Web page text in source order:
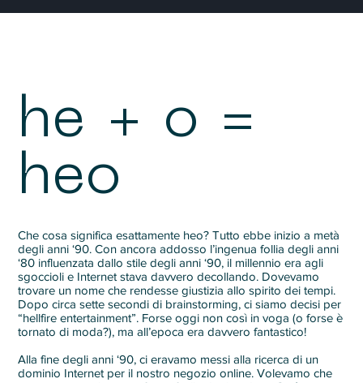
he + o =
heo
Che cosa significa esattamente heo? Tutto ebbe inizio a metà
degli anni ‘90. Con ancora addosso l’ingenua follia degli anni
‘80 influenzata dallo stile degli anni ‘90, il millennio era agli
sgoccioli e Internet stava davvero decollando. Dovevamo
trovare un nome che rendesse giustizia allo spirito dei tempi.
Dopo circa sette secondi di brainstorming, ci siamo decisi per
“hellfire entertainment”. Forse oggi non così in voga (o forse è
tornato di moda?), ma all’epoca era davvero fantastico!
Alla fine degli anni ‘90, ci eravamo messi alla ricerca di un
dominio Internet per il nostro negozio online. Volevamo che